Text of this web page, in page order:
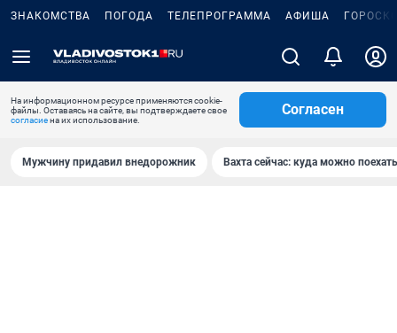
ЗНАКОМСТВА ПОГОДА ТЕЛЕПРОГРАММА АФИША
На информационном ресурсе применяются cookie-
файлы. Оставаясь на сайте, вы подтверждаете свое
согласиена их использование.
Согласен
Мужчину придавил внедорожник Вахта сейчас: куда можно